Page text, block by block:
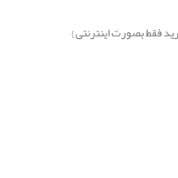
فقط بصورت اینترنتی }